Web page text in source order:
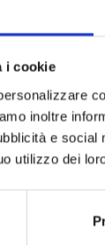
i cookie
inoltre
e
utilizzo dei
Saremo
fino al 03/
hai